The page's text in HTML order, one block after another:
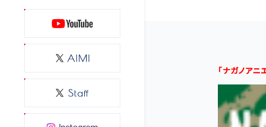
「ナガノアニ